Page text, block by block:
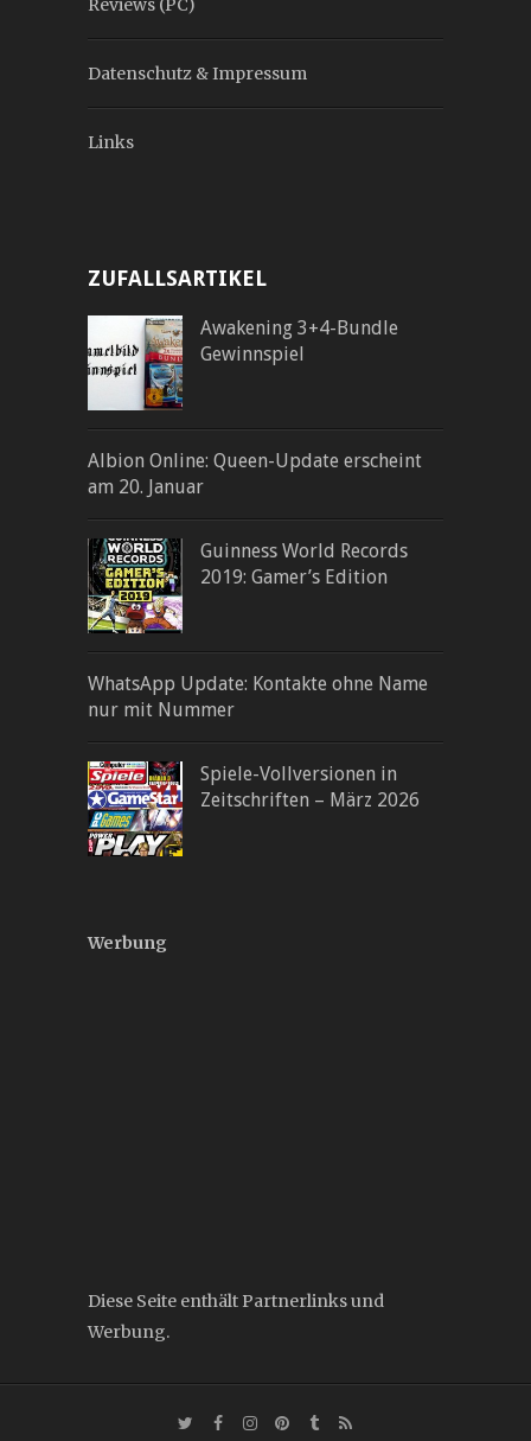
Reviews (PC)
Datenschutz & Impressum
Links
ZUFALLSARTIKEL
Awakening 3+4-Bundle
Gewinnspiel
Albion Online: Queen-Update erscheint
am 20. Januar
Guinness World Records
2019: Gamer’s Edition
WhatsApp Update: Kontakte ohne Name
nur mit Nummer
Spiele-Vollversionen in
Zeitschriften – März 2026
Werbung
Diese Seite enthält Partnerlinks und
Werbung.